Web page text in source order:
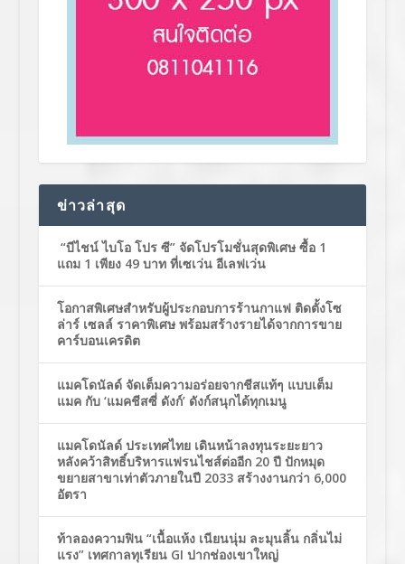
ข่าวล่าสุด
“บีไชน์ ไบโอ โปร ซี” จัดโปรโมชั่นสุดพิเศษ ซื้อ 1
แถม 1 เพียง 49 บาท ที่เซเว่น อีเลฟเว่น
โอกาสพิเศษสำหรับผู้ประกอบการร้านกาแฟ ติดตั้งโซ
ล่าร์ เซลล์ ราคาพิเศษ พร้อมสร้างรายได้จากการขาย
คาร์บอนเครดิต
แมคโดนัลด์ จัดเต็มความอร่อยจากชีสแท้ๆ แบบเต็ม
แมค กับ ‘แมคชีสซี่ ดังก์’ ดังก์สนุกได้ทุกเมนู
แมคโดนัลด์ ประเทศไทย เดินหน้าลงทุนระยะยาว
หลังคว้าสิทธิ์บริหารแฟรนไชส์ต่ออีก 20 ปี ปักหมุด
ขยายสาขาเท่าตัวภายในปี 2033 สร้างงานกว่า 6,000
อัตรา
ท้าลองความฟิน “เนื้อแห้ง เนียนนุ่ม ละมุนลิ้น กลิ่นไม่
แรง” เทศกาลทุเรียน GI ปากช่องเขาใหญ่